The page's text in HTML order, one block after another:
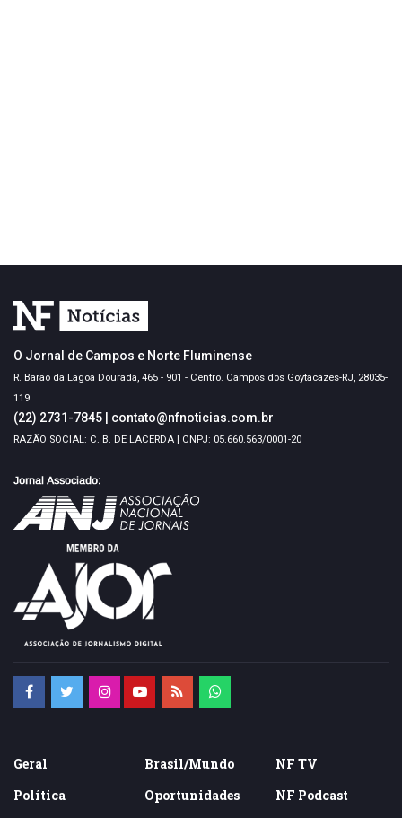
O Jornal de Campos e Norte Fluminense
R. Barão da Lagoa Dourada, 465 - 901 - Centro. Campos dos Goytacazes-RJ, 28035-
119
(22) 2731-7845 contato@nfnoticias.com.br
RAZÃO SOCIAL: C. B. DE LACERDA | CNPJ: 05.660.563/0001-20
Geral
Política
Brasil/Mundo
Oportunidades
NF TV
NF Podcast